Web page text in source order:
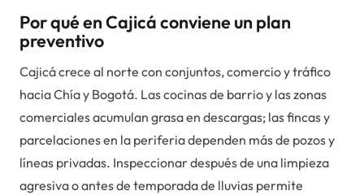
Por qué en Cajicá conviene un plan
preventivo
Cajicá crece al norte con conjuntos, comercio y tráfico
hacia Chía y Bogotá. Las cocinas de barrio y las zonas
comerciales acumulan grasa en descargas; las fincas y
parcelaciones en la periferia dependen más de pozos y
líneas privadas. Inspeccionar después de una limpieza
agresiva o antes de temporada de lluvias permite